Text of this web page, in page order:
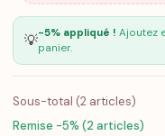
💡-5% appliqué ! Ajoutez
panier.
Sous-total (2articles)
Remise -5% (2 articles)